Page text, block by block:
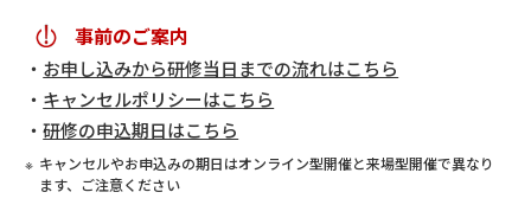
事前のご案内
お申し込みから研修当日までの流れはこちら
キャンセルポリシーはこちら
研修の申込期日はこちら
キャンセルやお申込みの期日はオンライン型開催と来場型開催で異なり
ます、ご注意ください